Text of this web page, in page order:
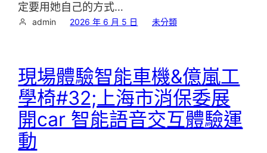
定要用她自己的方式…
admin 2026 年 6 月 5 日 未分類
現場體驗智能車機&億嵐工
學椅#32;上海市消保委展
開car 智能語音交互體驗運
動